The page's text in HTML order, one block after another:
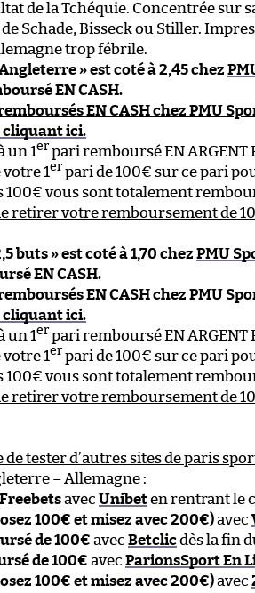
de la Tchéquie. Concentrée sur
Schade, Bisseck ou Stiller.
trop fébrile.
» est coté à 2,45 chez
EN CASH.
EN CASH chez PMU
cliquant ici.
un 1er pari remboursé EN ARGENT
votre 1er pari de 100€ sur ce pari
100€ vous sont totalement
retirer votre remboursement de
buts » est coté à 1,70 chez PMU
EN CASH.
EN CASH chez PMU
cliquant ici.
un 1er pari remboursé EN ARGENT
votre 1er pari de 100€ sur ce pari
100€ vous sont totalement
retirer votre remboursement de
de tester d’autres sites de paris
– Allemagne :
avec Unibeten rentrant le
100€ et misez avec 200€)avec
de 100€ avec Betclicdès la fin
de 100€ avec ParionsSport En
100€ et misez avec 200€)avec